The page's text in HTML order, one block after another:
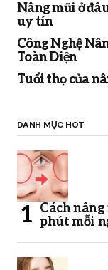
Nâng mũi ở
uy tín
Công Nghệ
Toàn Diện
Tuổi thọ của
DANH MỤC HOT
Cách
phút mỗi